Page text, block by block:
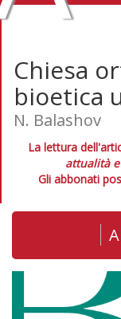
Chiesa
bioetica
N. Balashov
La lettura
attualità
Gli abbonati